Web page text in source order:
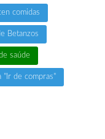
comidas
Betanzos
saúde
"Ir de compras"